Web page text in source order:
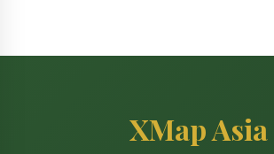
XMap Asia